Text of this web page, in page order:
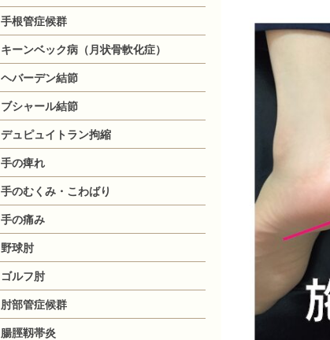
手根管症候群
キーンベック病（月状骨軟化症）
ヘバーデン結節
ブシャール結節
デュピュイトラン拘縮
手の痺れ
手のむくみ・こわばり
手の痛み
野球肘
ゴルフ肘
肘部管症候群
腸脛靱帯炎